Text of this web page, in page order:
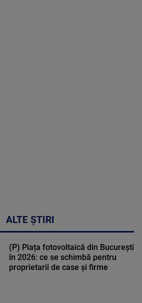
ALTE ȘTIRI
(P) Piața fotovoltaică din București
în 2026: ce se schimbă pentru
proprietarii de case și firme